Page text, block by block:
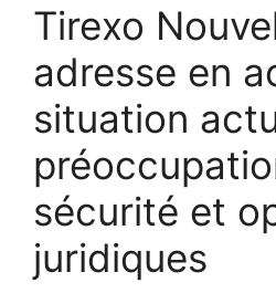
Tirexo
adresse en
situation
sécurité et
juridiques